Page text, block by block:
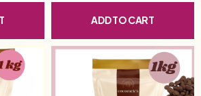
ADD TO CART